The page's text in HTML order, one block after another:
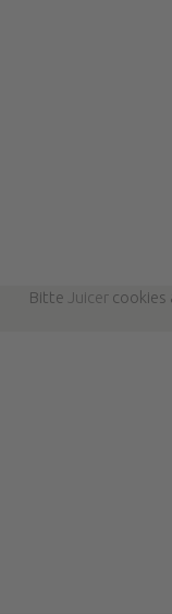
Bitte Juicercookies